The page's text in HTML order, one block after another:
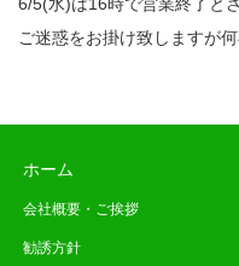
ご迷惑をお掛け致しますが
ホーム
会社概要・ご挨拶
勧誘方針